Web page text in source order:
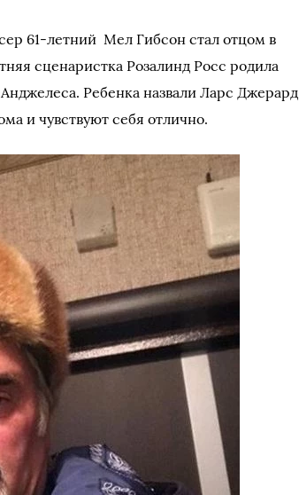
61-летний Мел Гибсон стал отцом в
сценаристка Розалинд Росс родила
Ребенка назвали Ларс Джерард
и чувствуют себя отлично.